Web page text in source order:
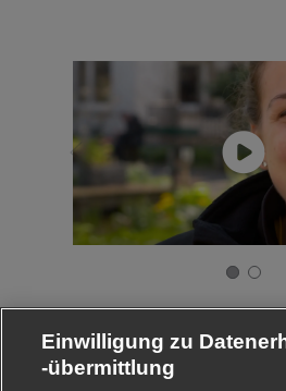
Einwilligung zu
-übermittlung